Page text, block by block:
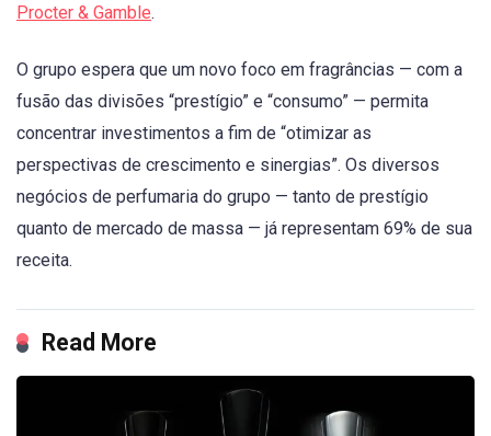
Procter & Gamble.
O grupo espera que um novo foco em fragrâncias — com a
fusão das divisões “prestígio” e “consumo” — permita
concentrar investimentos a fim de “otimizar as
perspectivas de crescimento e sinergias”. Os diversos
negócios de perfumaria do grupo — tanto de prestígio
quanto de mercado de massa — já representam 69% de sua
receita.
Read More